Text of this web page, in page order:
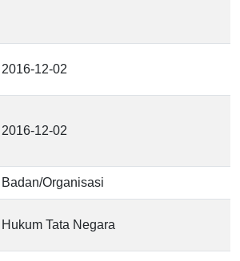
2016-12-02
2016-12-02
Badan/Organisasi
Hukum Tata Negara